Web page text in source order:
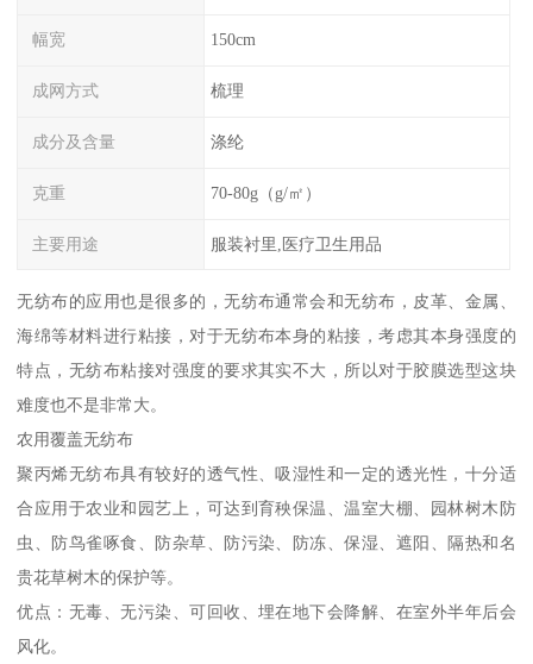
幅宽 150cm
成网方式 梳理
成分及含量 涤纶
克重 70-80g（g/㎡）
主要用途 服装衬里,医疗卫生用品
无纺布的应用也是很多的，无纺布通常会和无纺布，皮革、金属、
海绵等材料进行粘接，对于无纺布本身的粘接，考虑其本身强度的
特点，无纺布粘接对强度的要求其实不大，所以对于胶膜选型这块
难度也不是非常大。
农用覆盖无纺布
聚丙烯无纺布具有较好的透气性、吸湿性和一定的透光性，十分适
合应用于农业和园艺上，可达到育秧保温、温室大棚、园林树木防
虫、防鸟雀啄食、防杂草、防污染、防冻、保湿、遮阳、隔热和名
贵花草树木的保护等。
优点：无毒、无污染、可回收、埋在地下会降解、在室外半年后会
风化。